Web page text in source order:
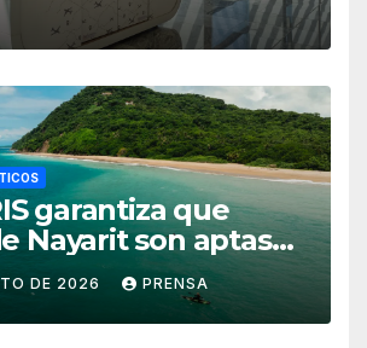
garantiza que
Nayarit son aptas
recreativo
DE 2026 PRENSA